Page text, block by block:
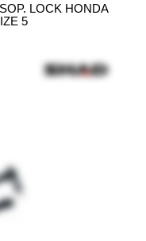
LOCK HONDA
5